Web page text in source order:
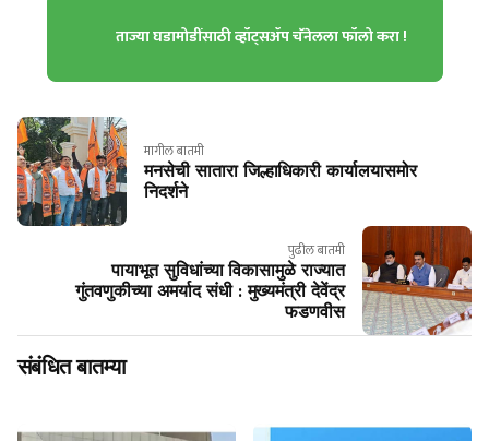
ताज्या घडामोडींसाठी व्हॉट्सॲप चॅनेलला फॉलो करा !
मागील बातमी
मनसेची सातारा जिल्हाधिकारी कार्यालयासमोर
निदर्शने
पुढील बातमी
पायाभूत सुविधांच्या विकासामुळे राज्यात
गुंतवणुकीच्या अमर्याद संधी : मुख्यमंत्री देवेंद्र
फडणवीस
संबंधित बातम्या